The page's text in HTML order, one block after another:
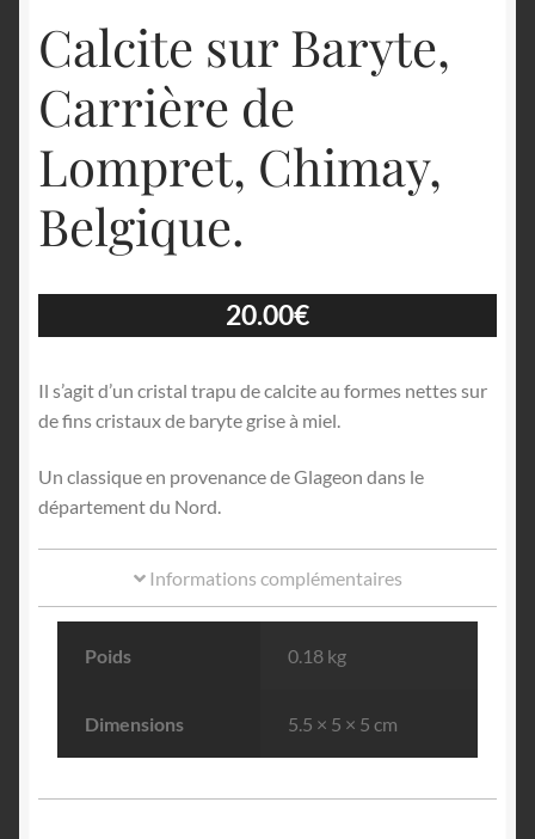
Calcite sur Baryte,
Carrière de
Lompret, Chimay,
Belgique.
20.00€
Il s’agit d’un cristal trapu de calcite au formes nettes sur
de fins cristaux de baryte grise à miel.
Un classique en provenance de Glageon dans le
département du Nord.
Informations complémentaires
Poids 0.18 kg
Dimensions 5.5 × 5 × 5 cm